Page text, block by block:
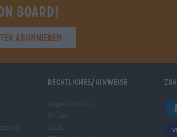
board!
abonnieren
Rechtliches/Hinweise